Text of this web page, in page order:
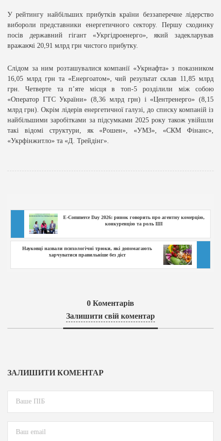
У рейтингу найбільших прибутків країни беззаперечне лідерство
вибороли представники енергетичного сектору. Першу сходинку
посів державний гігант «Укргідроенерго», який задекларував
вражаючі 20,91 млрд грн чистого прибутку.
Слідом за ним розташувалися компанії «Укрнафта» з показником
16,05 млрд грн та «Енергоатом», чий результат склав 11,85 млрд
грн. Четверте та п’яте місця в топ-5 розділили між собою
«Оператор ГТС України» (8,36 млрд грн) і «Центренерго» (8,15
млрд грн). Окрім лідерів енергетичної галузі, до списку компаній із
найбільшими заробітками за підсумками 2025 року також увійшли
такі відомі структури, як «Рошен», «УМЗ», «СКМ Фінанс»,
«Укрфінжитло» та «Д. Трейдінг».
E-Commerce Day 2026: ринок говорить про агентну комерцію,
конкуренцію та роль ШІ
Науковці назвали психологічні трюки, які допомагають
харчуватися правильніше без дієт
0 Коментарів
Залишити свій коментар
ЗАЛИШИТИ КОМЕНТАР